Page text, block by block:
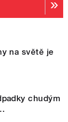
na světě je
chudým